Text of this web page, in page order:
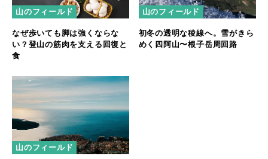
山のフィールド
なぜ歩いても脚は強くならな
い？登山の筋肉を支える回復と
食
山のフィールド
初冬の透明な稜線へ。雪がきら
めく四阿山〜根子岳周回路
山のフィールド